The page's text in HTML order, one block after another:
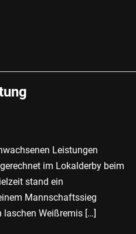
Leistungen
im Lokalderby beim
stand ein
Mannschaftssieg
laschen Weißremis […]